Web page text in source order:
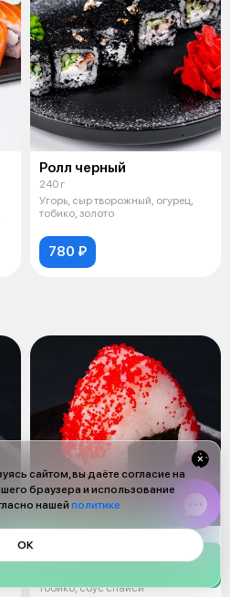
Ролл черный
240 г
Угорь, сыр творожный, огурец,
тобико, золото
780 ₽
тобико, соус спайси
сайтом, вы даёте согласие на
браузера и использование
нашей политике
ОК